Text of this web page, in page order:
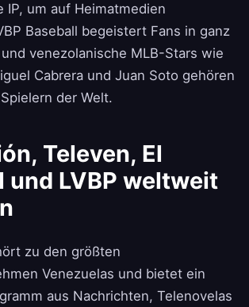
IP, um auf Heimatmedien
Baseball begeistert Fans in ganz
venezolanische MLB-Stars wie
Cabrera und Juan Soto gehören
der Welt.
Televen, El
und LVBP weltweit
zu den größten
Venezuelas und bietet ein
aus Nachrichten, Telenovelas